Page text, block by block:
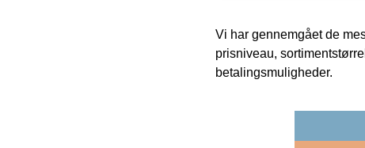
Vi har gennemgået de
prisniveau,
betalingsmuligheder.